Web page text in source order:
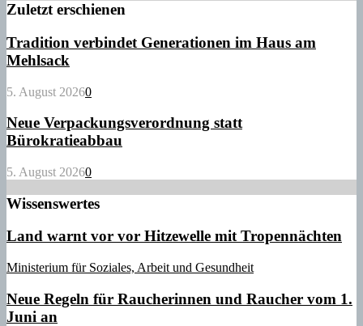
Zuletzt erschienen
Tradition verbindet Generationen im Haus am
Mehlsack
5. August 20260
Neue Verpackungsverordnung statt
Bürokratieabbau
5. August 20260
Wissenswertes
Land warnt vor vor Hitzewelle mit Tropennächten
Ministerium für Soziales, Arbeit und Gesundheit
Neue Regeln für Raucherinnen und Raucher vom 1.
Juni an